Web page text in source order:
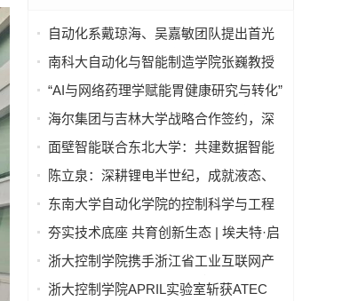
自动化系戴琼海、吴嘉敏团队提出首光
子事件感知的荧光寿命显微成像方法
南科大自动化与智能制造学院张巍教授
“逐际动力”Oil人形机器人亮相央视中秋
“AI与网络药理学赋能胃健康研究与转化”
学术研讨会在京举行—— 多学科交叉推
海尔集团与吉林大学战略合作签约，深
化产教融合发展新质生产力
面壁智能联合东北大学：共建数据智能
联合实验室
陈立泉：深耕锂电半世纪，成就液态、
固态、钠离子电池三大技术领跑地位
东南大学自动化学院的控制科学与工程
学科在软科2025年世界一流学科排名中
夯实技术底座 共育创新生态 | 埃夫特·启
智 x 哈工大共建智能机器人通用技术底
浙大控制学院携手浙江省工业互联网产
业联盟 共启产教融合新篇章
浙大控制学院APRIL实验室斩获ATEC